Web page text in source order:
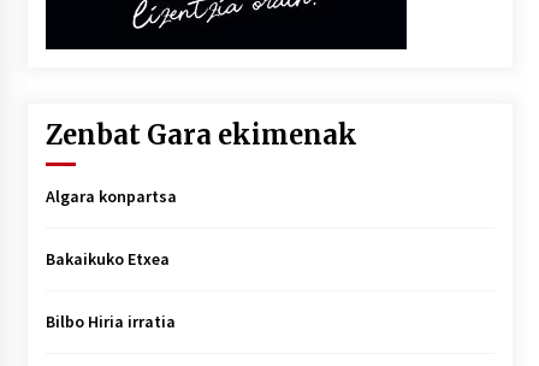
Zenbat Gara ekimenak
Algara konpartsa
Bakaikuko Etxea
Bilbo Hiria irratia